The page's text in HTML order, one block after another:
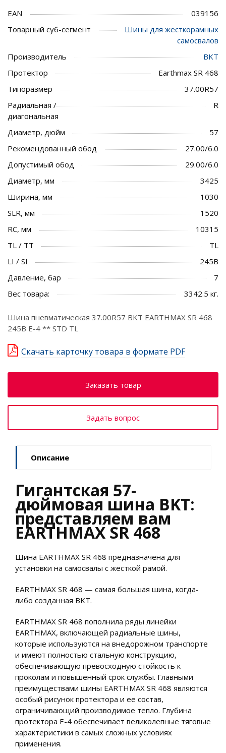
EAN
039156
Товарный суб-сегмент
Шины для жесткорамных
самосвалов
Производитель
BKT
Протектор
Earthmax SR 468
Типоразмер
37.00R57
Радиальная /
диагональная
R
Диаметр, дюйм
57
Рекомендованный обод
27.00/6.0
Допустимый обод
29.00/6.0
Диаметр, мм
3425
Ширина, мм
1030
SLR, мм
1520
RC, мм
10315
TL / TT
TL
LI / SI
245B
Давление, бар
7
Вес товара:
3342.5 кг.
Шина пневматическая 37.00R57 BKT EARTHMAX SR 468
245B E-4 ** STD TL
Скачать карточку товара в формате PDF
Заказать товар
Задать вопрос
Описание
Гигантская 57-
дюймовая шина BKT:
представляем вам
EARTHMAX SR 468
Шина EARTHMAX SR 468 предназначена для
установки на самосвалы с жесткой рамой.
EARTHMAX SR 468 — самая большая шина, когда-
либо созданная BKT.
EARTHMAX SR 468 пополнила ряды линейки
EARTHMAX, включающей радиальные шины,
которые используются на внедорожном транспорте
и имеют полностью стальную конструкцию,
обеспечивающую превосходную стойкость к
проколам и повышенный срок службы. Главными
преимуществами шины EARTHMAX SR 468 являются
особый рисунок протектора и ее состав,
ограничивающий производимое тепло. Глубина
протектора E-4 обеспечивает великолепные тяговые
характеристики в самых сложных условиях
применения.